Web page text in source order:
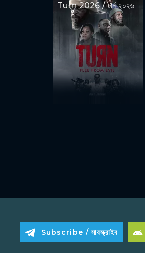
Turn 2026 / টার্ন ২০২৬
Subscribe / সাবস্ক্রাইব